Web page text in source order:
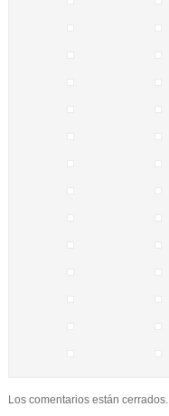
Los comentarios están cerrados.